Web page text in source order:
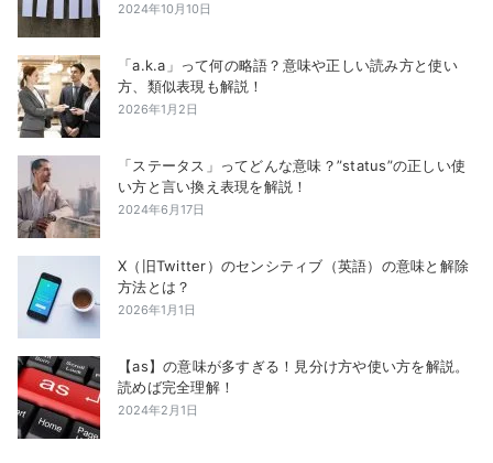
2024年10月10日
「a.k.a」って何の略語？意味や正しい読み方と使い
方、類似表現も解説！
2026年1月2日
「ステータス」ってどんな意味？”status”の正しい使
い方と言い換え表現を解説！
2024年6月17日
X（旧Twitter）のセンシティブ（英語）の意味と解除
方法とは？
2026年1月1日
【as】の意味が多すぎる！見分け方や使い方を解説。
読めば完全理解！
2024年2月1日